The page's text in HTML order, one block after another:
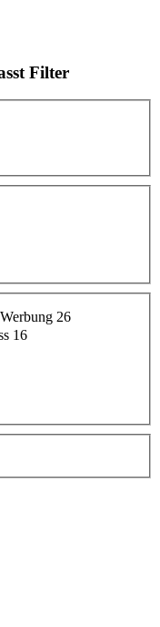
Filter
26
16